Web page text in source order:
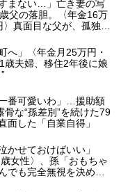
まない…」亡き妻の写
父の落胆。〈年金16万
真面目な父が、孤独の
へ」〈年金月25万円・
歳夫婦、移住2年後に娘
番可愛いわ」…援助額
な“孫差別”を続けた79
面した「自業自得」
かせておけばいい」
女性〉、孫「おもちゃ
でも完全無視を決め込